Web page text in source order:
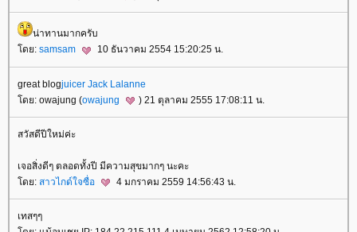
น่าทานมากครับ
ดย: samsam 10 ธันวาคม 2554 15:20:25 น.
great blogjuicer Jack Lalanne
ดย: owajung (owajung ) 21 ตุลาคม 2555 17:08:11 น.
สวัสดีปีใหม่ค่ะ
เจอสิ่งดีๆ ตลอดทั้งปี มีความสุขมากๆ นะคะ
ดย: สาวไกด์ใจซื่อ 4 มกราคม 2559 14:56:43 น.
เทสๆๆ